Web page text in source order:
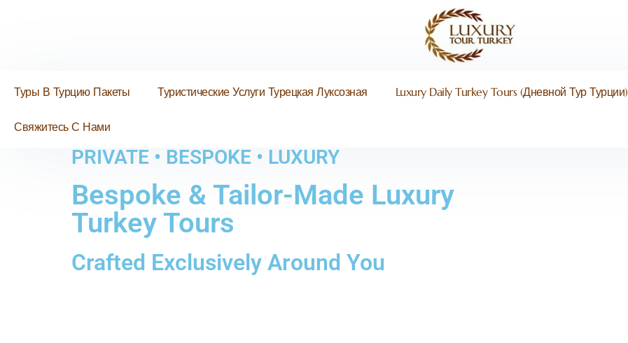
Туры В Турцию Пакеты Туристические Услуги Турецкая Луксозная Luxury Daily Turkey Tours (Дневной Тур Турции)
Свяжитесь С Нами
PRIVATE • BESPOKE • LUXURY
Bespoke & Tailor-Made Luxury
Turkey Tours
Crafted Exclusively Around You​